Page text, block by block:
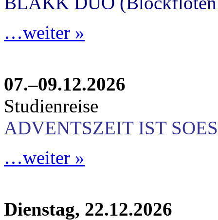
…weiter »
07.–09.12.2026
Studienreise
ADVENTSZEIT IST
…weiter »
Dienstag, 22.12.2026